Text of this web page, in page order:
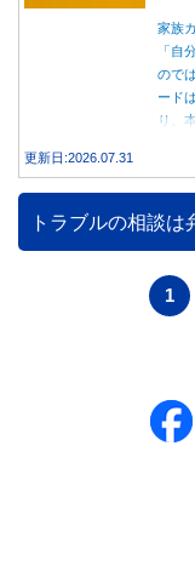
家族
「自
ので
ード
り、
族が
更新日:2026.07.31
トラブルの相談
1